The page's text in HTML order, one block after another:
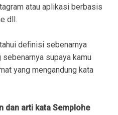
atau aplikasi berbasis
dll.
definisi sebenarnya
supaya kamu
yang mengandung kata
dan arti kata Semplohe